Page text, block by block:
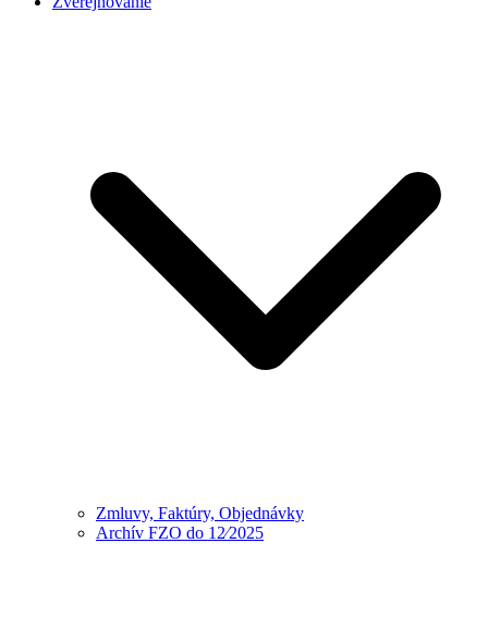
Zmluvy, Faktúry, Objednávky
Archív FZO do 12⁄2025